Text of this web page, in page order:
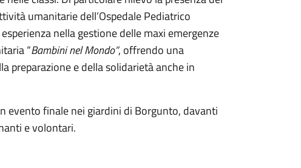
umanitarie dell’Ospedale Pediatrico
nella gestione delle maxi emergenze
“Bambini nel Mondo”, offrendo una
preparazione e della solidarietà anche in
evento finale nei giardini di Borgunto, davanti
e volontari.